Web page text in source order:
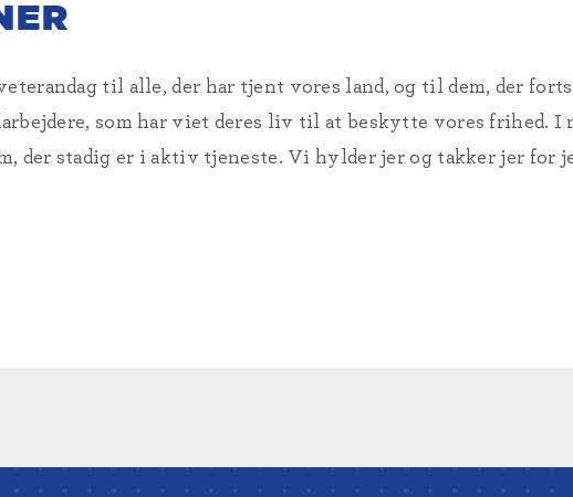
til alle, der har tjent vores land, og til dem, der
som har viet deres liv til at beskytte vores frihed. I
der stadig er i aktiv tjeneste. Vi hylder jer og takker jer for